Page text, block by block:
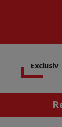
Exclusiv